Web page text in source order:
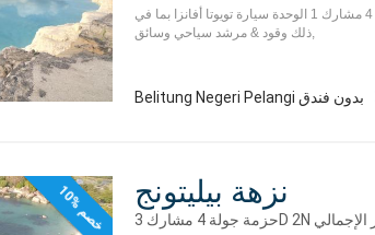
حزمة جولة بيليتونج 4 مشارك 1 الوحدة سيارة تويوتا أفانزا بما في
ذلك وقود & مرشد سياحي وسائق,
Belitung Negeri Pelangi بدون فندق
1
0
%
خ
ص
م
نزهة بيليتونج